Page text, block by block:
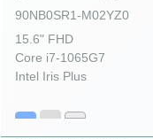
90NB0SR1-M02YZ0
15.6" FHD
Core i7-1065G7
Intel Iris Plus